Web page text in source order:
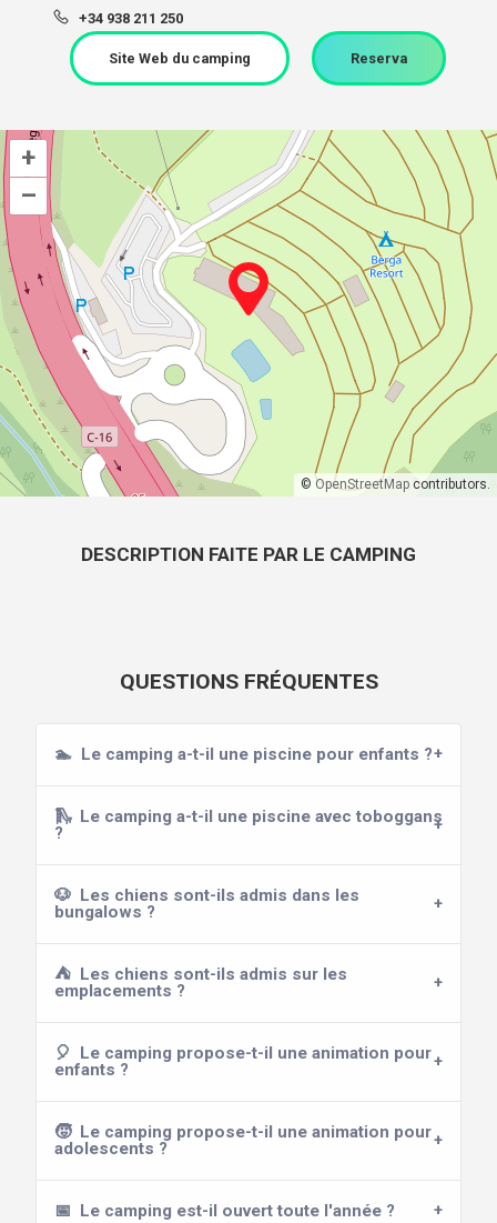
+34 938 211 250
Site Web du camping Reserva
+
–
© OpenStreetMap contributors.
DESCRIPTION FAITE PAR LE CAMPING
QUESTIONS FRÉQUENTES
🏊 Le camping a-t-il une piscine pour enfants ?
🛝 Le camping a-t-il une piscine avec toboggans
?
🐶 Les chiens sont-ils admis dans les
bungalows ?
⛺ Les chiens sont-ils admis sur les
emplacements ?
🎈
Le camping propose-t-il une animation pour
enfants ?
🧒 Le camping propose-t-il une animation pour
adolescents ?
📅 Le camping est-il ouvert toute l'année ?